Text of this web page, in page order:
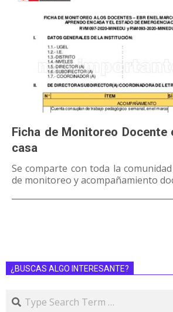
Ficha de Monitoreo Docente
casa
Se comparte con toda la
de monitoreo y acompañamiento
¿BUSCAS ALGO INTERESANTE?